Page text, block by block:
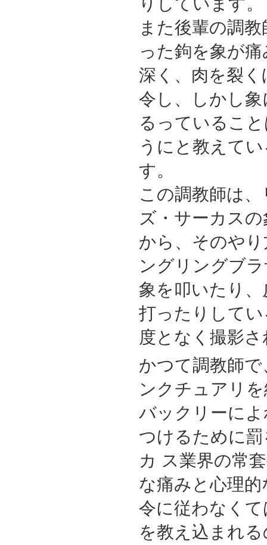
また後輩の調
った鉤を象が
深く、肉を裂
令し、しかし
るっているこ
うにと教えて
す。
この調教師は
ズ・サーカス
から、そのや
ングリングブ
象を叩いたり
打ったりして
度となく撮影
かつて調教師
ンクチュアリ
バックリーに
つけるために
カ ス業界の常
な痛みと心理
令に従わなく
を教え込まれ